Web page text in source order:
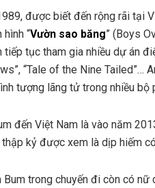
được biết đến rộng rãi tại
“Vườn sao băng” (Boys
tục tham gia nhiều dự án
“Tale of the Nine Tailed”…
tượng lãng tử trong nhiều bộ
đến Việt Nam là vào năm
thập kỷ được xem là dịp hiếm
Bum trong chuyến đi còn có